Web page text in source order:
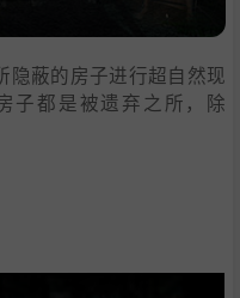
隐蔽的房子进行超自然现
子都是被遗弃之所，除